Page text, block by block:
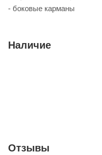
- боковые карманы
Наличие
Отзывы